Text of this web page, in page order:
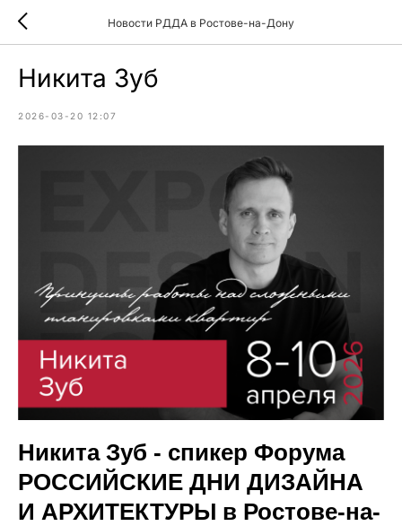
Новости РДДА в Ростове-на-Дону
Никита Зуб
2026-03-20 12:07
Никита Зуб - спикер Форума
РОССИЙСКИЕ ДНИ ДИЗАЙНА
И АРХИТЕКТУРЫ в Ростове-на-